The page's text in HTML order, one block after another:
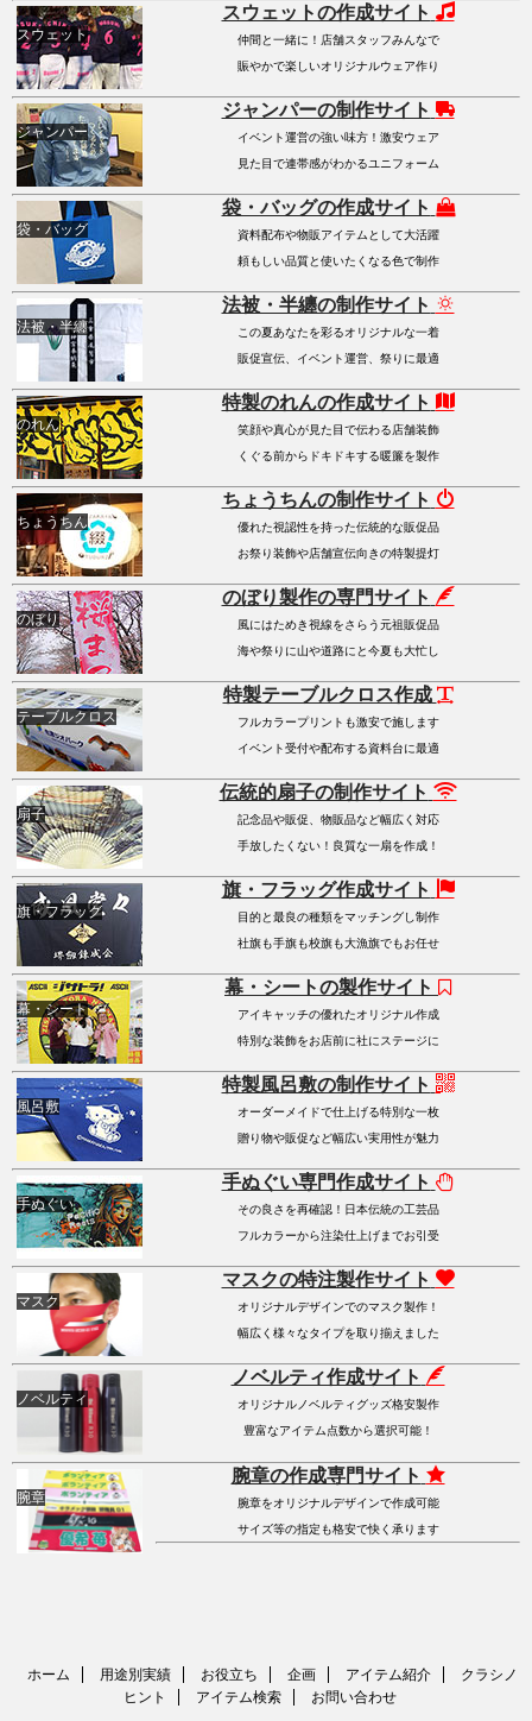
スウェット
スウェットの作成サイト
仲間と一緒に！店舗スタッフみんなで
賑やかで楽しいオリジナルウェア作り
ジャンパー
ジャンパーの制作サイト
イベント運営の強い味方！激安ウェア
見た目で連帯感がわかるユニフォーム
袋・バッグ
袋・バッグの作成サイト
資料配布や物販アイテムとして大活躍
頼もしい品質と使いたくなる色で制作
法被・半纏
法被・半纏の制作サイト
この夏あなたを彩るオリジナルな一着
販促宣伝、イベント運営、祭りに最適
のれん
特製のれんの作成サイト
笑顔や真心が見た目で伝わる店舗装飾
くぐる前からドキドキする暖簾を製作
ちょうちん
ちょうちんの制作サイト
優れた視認性を持った伝統的な販促品
お祭り装飾や店舗宣伝向きの特製提灯
のぼり
のぼり製作の専門サイト
風にはためき視線をさらう元祖販促品
海や祭りに山や道路にと今夏も大忙し
テーブルクロス
特製テーブルクロス作成
フルカラープリントも激安で施します
イベント受付や配布する資料台に最適
扇子
伝統的扇子の制作サイト
記念品や販促、物販品など幅広く対応
手放したくない！良質な一扇を作成！
旗・フラッグ
旗・フラッグ作成サイト
目的と最良の種類をマッチングし制作
社旗も手旗も校旗も大漁旗でもお任せ
幕・シート
幕・シートの製作サイト
アイキャッチの優れたオリジナル作成
特別な装飾をお店前に社にステージに
風呂敷
特製風呂敷の制作サイト
オーダーメイドで仕上げる特別な一枚
贈り物や販促など幅広い実用性が魅力
手ぬぐい
手ぬぐい専門作成サイト
その良さを再確認！日本伝統の工芸品
フルカラーから注染仕上げまでお引受
マスク
マスクの特注製作サイト
オリジナルデザインでのマスク製作！
幅広く様々なタイプを取り揃えました
ノベルティ
ノベルティ作成サイト
オリジナルノベルティグッズ格安製作
豊富なアイテム点数から選択可能！
腕章
腕章の作成専門サイト
腕章をオリジナルデザインで作成可能
サイズ等の指定も格安で快く承ります
ホーム 用途別実績 お役立ち 企画 アイテム紹介
クラシノ
ヒント
アイテム検索 お問い合わせ